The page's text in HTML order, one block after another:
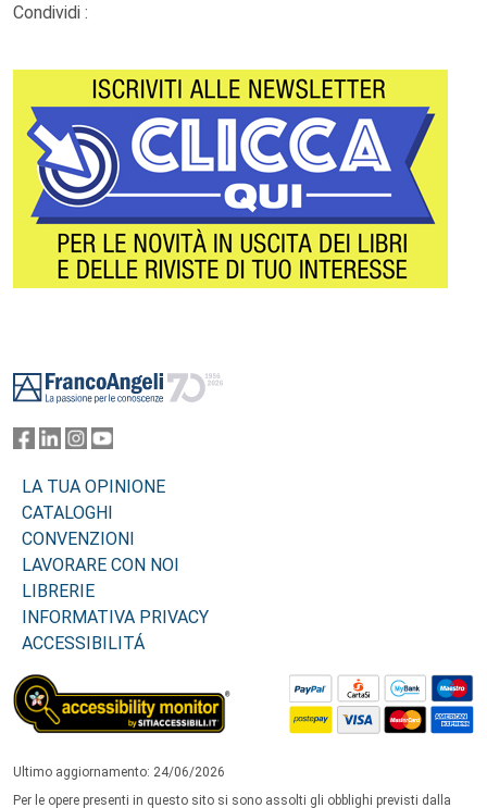
Condividi :
LA TUA OPINIONE
CATALOGHI
CONVENZIONI
LAVORARE CON NOI
LIBRERIE
INFORMATIVA PRIVACY
ACCESSIBILITÁ
Ultimo aggiornamento: 24/06/2026
Per le opere presenti in questo sito si sono assolti gli obblighi previsti dalla